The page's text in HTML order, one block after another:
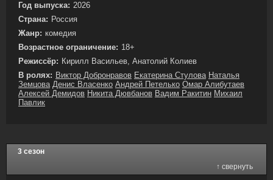
Год выпуска: 2026
Страна: Россия
Жанр: комедия
Возрастное ограничение: 18+
Режиссёр: Кирилл Васильев, Анатолий Колиев
В ролях: Виктор Добронравов Екатерина Стулова Наталья
Земцова Денис Власенко Андрей Петелько Омар Алибутаев
Алексей Демидов Никита Дювбанов Вадим Ракитин Михаил
Павлик
3 сезон
↑ свернуть